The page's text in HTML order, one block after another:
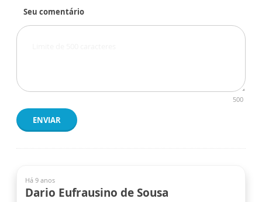
Seu comentário
500
ENVIAR
Há 9 anos
Dario Eufrausino de Sousa